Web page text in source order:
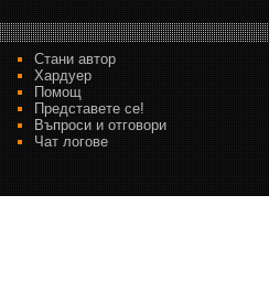
Стани автор
Хардуер
Помощ
Представете се!
Въпроси и отговори
Чат логове